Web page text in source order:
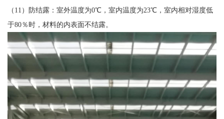
（11）防结露：室外温度为0℃，室内温度为23℃，室内相对湿度低
于80％时，材料的内表面不结露。